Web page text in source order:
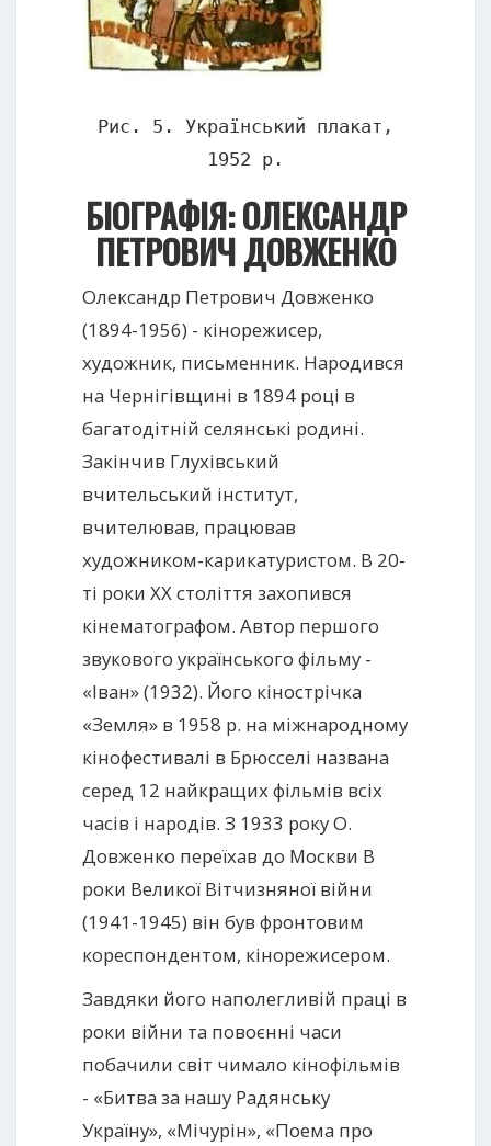
Рис. 5. Український плакат,
1952 р.
БІОГРАФІЯ: ОЛЕКСАНДР
ПЕТРОВИЧ ДОВЖЕНКО
Олександр Петрович Довженко
(1894-1956) - кінорежисер,
художник, письменник. Народився
на Чернігівщині в 1894 році в
багатодітній селянські родині.
Закінчив Глухівський
вчительський інститут,
вчителював, працював
художником-карикатуристом. В 20-
ті роки XX століття захопився
кінематографом. Автор першого
звукового українського фільму -
«Іван» (1932). Його кінострічка
«Земля» в 1958 р. на міжнародному
кінофестивалі в Брюсселі названа
серед 12 найкращих фільмів всіх
часів і народів. З 1933 року О.
Довженко переїхав до Москви В
роки Великої Вітчизняної війни
(1941-1945) він був фронтовим
кореспондентом, кінорежисером.
Завдяки його наполегливій праці в
роки війни та повоєнні часи
побачили світ чимало кінофільмів
- «Битва за нашу Радянську
Україну», «Мічурін», «Поема про